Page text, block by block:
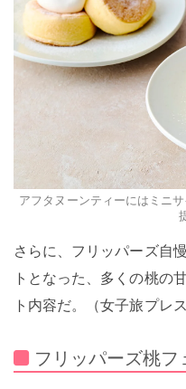
アフタヌーンティーにはミニ
さらに、フリッパーズ自
トとなった、多くの桃の
ト内容だ。（女子旅プレ
フリッパーズ桃フ